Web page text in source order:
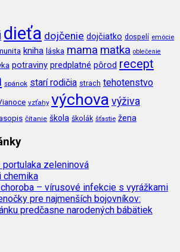
dieťa dojčenie dojčiatko dospelí emócie
kniha láska mama matka oblečenie
potraviny predplatné pôrod recept
spánok starí rodičia strach tehotenstvo
vzťahy výchova výživa
čítanie škola školák šťastie žena
zeleninová
chemika
– vírusové infekcie s vyrážkami
pre najmenších bojovníkov:
predčasne narodených bábätiek